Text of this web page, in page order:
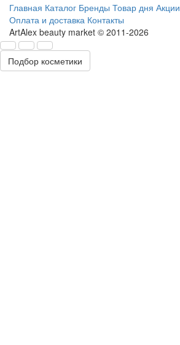
Главная Каталог Бренды Товар дня Акции
Оплата и доставка Контакты
ArtAlex beauty market © 2011-2026
Подбор косметики